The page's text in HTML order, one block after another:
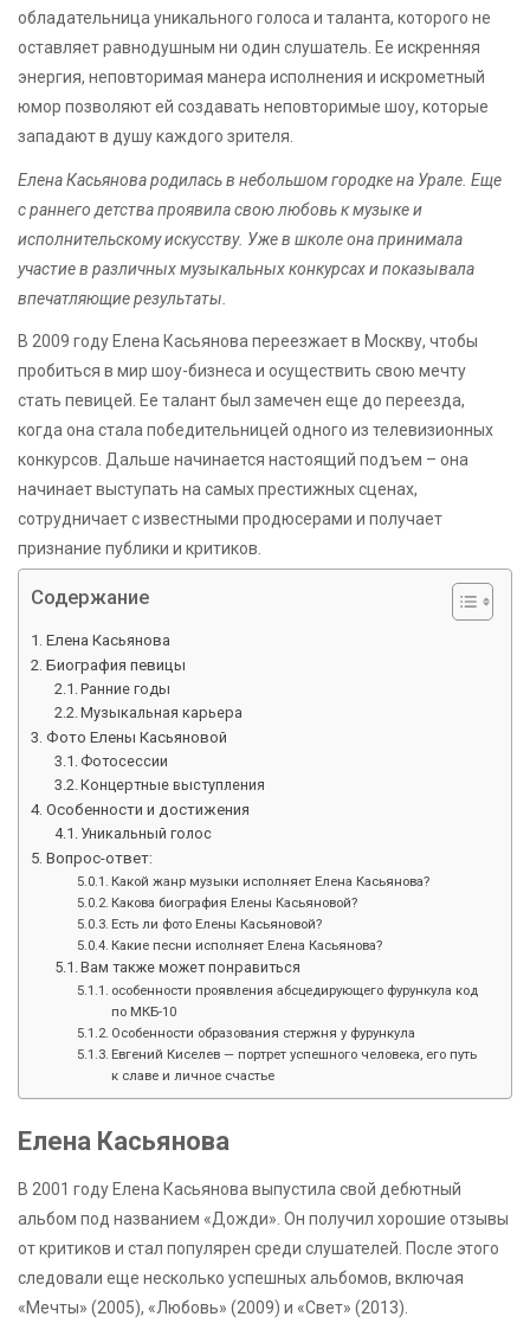
обладательница уникального голоса и таланта, которого не
оставляет равнодушным ни один слушатель. Ее искренняя
энергия, неповторимая манера исполнения и искрометный
юмор позволяют ей создавать неповторимые шоу, которые
западают в душу каждого зрителя.
Елена Касьянова родилась в небольшом городке на Урале. Еще
с раннего детства проявила свою любовь к музыке и
исполнительскому искусству. Уже в школе она принимала
участие в различных музыкальных конкурсах и показывала
впечатляющие результаты.
В 2009 году Елена Касьянова переезжает в Москву, чтобы
пробиться в мир шоу-бизнеса и осуществить свою мечту
стать певицей. Ее талант был замечен еще до переезда,
когда она стала победительницей одного из телевизионных
конкурсов. Дальше начинается настоящий подъем – она
начинает выступать на самых престижных сценах,
сотрудничает с известными продюсерами и получает
признание публики и критиков.
Содержание
Елена Касьянова
Биография певицы
Ранние годы
Музыкальная карьера
Фото Елены Касьяновой
Фотосессии
Концертные выступления
Особенности и достижения
Уникальный голос
Вопрос-ответ:
Какой жанр музыки исполняет Елена Касьянова?
Какова биография Елены Касьяновой?
Есть ли фото Елены Касьяновой?
Какие песни исполняет Елена Касьянова?
Вам также может понравиться
особенности проявления абсцедирующего фурункула код
по МКБ-10
Особенности образования стержня у фурункула
Евгений Киселев — портрет успешного человека, его путь
к славе и личное счастье
Елена Касьянова
В 2001 году Елена Касьянова выпустила свой дебютный
альбом под названием «Дожди». Он получил хорошие отзывы
от критиков и стал популярен среди слушателей. После этого
следовали еще несколько успешных альбомов, включая
«Мечты» (2005), «Любовь» (2009) и «Свет» (2013).